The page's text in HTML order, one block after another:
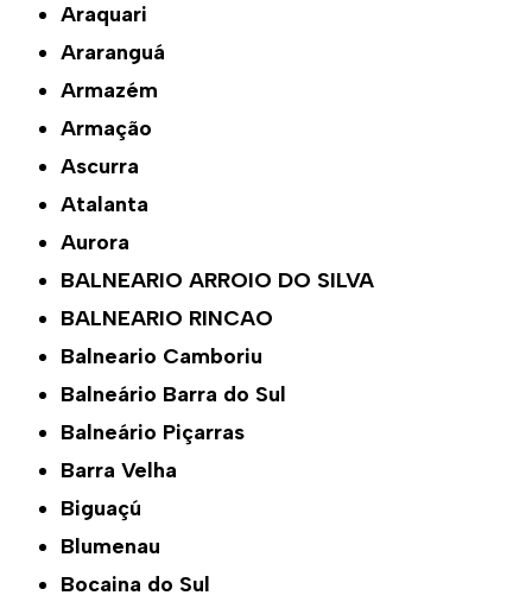
Araquari
Araranguá
Armazém
Armação
Ascurra
Atalanta
Aurora
BALNEARIO ARROIO DO SILVA
BALNEARIO RINCAO
Balneario Camboriu
Balneário Barra do Sul
Balneário Piçarras
Barra Velha
Biguaçú
Blumenau
Bocaina do Sul